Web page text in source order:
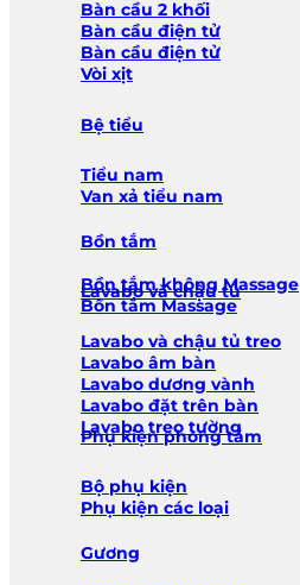
Bàn cầu 2 khối
Bàn cầu điện tử
Bàn cầu điện tử
Vòi xịt
Bệ tiểu
Tiểu nam
Van xả tiểu nam
Bồn tắm
Bồn tắm không Massage
Bồn tắm Massage
Lavabo và chậu tủ
Lavabo và chậu tủ treo
Lavabo âm bàn
Lavabo dương vành
Lavabo đặt trên bàn
Lavabo treo tường
Phụ kiện phòng tắm
Bộ phụ kiện
Phụ kiện các loại
Gương